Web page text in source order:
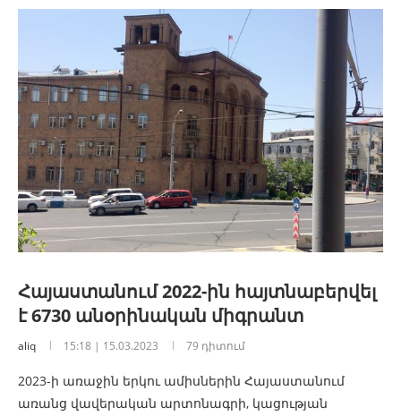
Հայաստանում 2022-ին հայտնաբերվել
է 6730 անօրինական միգրանտ
aliq 15:18 | 15.03.2023 79 դիտում
2023-ի առաջին երկու ամիսներին Հայաստանում
առանց վավերական արտոնագրի, կացության